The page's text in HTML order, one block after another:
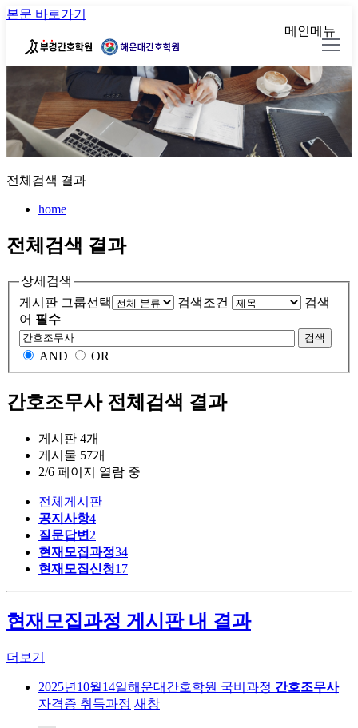
본문 바로가기
메인메뉴
전체검색 결과
home
전체검색 결과
상세검색
게시판 그룹선택
검색조건
검색
어 필수
검색
AND OR
간호조무사전체검색 결과
게시판 4개
게시물 57개
2/6 페이지 열람 중
전체게시판
공지사항4
질문답변 2
현재모집과정34
현재모집신청17
현재모집과정 게시판 내 결과
더보기
2025년10월14일해운대간호학원 국비과정 간호조무사
자격증 취득과정 새창